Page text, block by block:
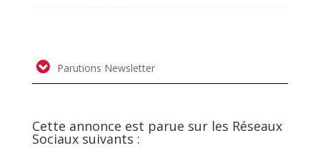
Parutions Newsletter
Cette annonce est parue sur les Réseaux
Sociaux suivants :